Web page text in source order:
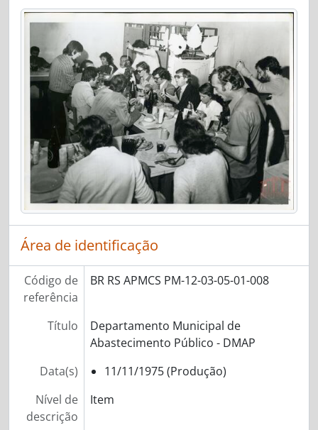
Área de identificação
Código de
referência
BR RS APMCS PM-12-03-05-01-008
Título
Departamento Municipal de
Abastecimento Público - DMAP
Data(s)
11/11/1975 (Produção)
Nível de
descrição
Item